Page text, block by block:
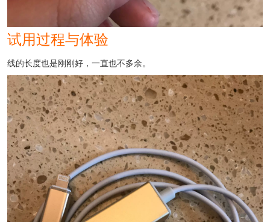
试用过程与体验
线的长度也是刚刚好，一直也不多余。